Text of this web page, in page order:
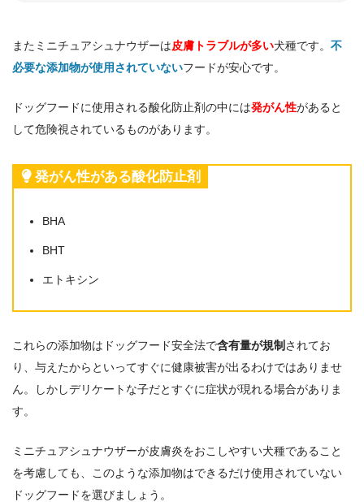
またミニチュアシュナウザーは皮膚トラブルが多い犬種です。 不
必要な添加物が使用されていないフードが安心です。
ドッグフードに使用される酸化防止剤の中には発がん性があると
して危険視されているものがあります。
発がん性がある酸化防止剤
BHA
BHT
エトキシン
これらの添加物はドッグフード安全法で含有量が規制 されてお
り、与えたからといってすぐに健康被害が出るわけではありませ
ん。しかしデリケートな子だとすぐに症状が現れる場合がありま
す。
ミニチュアシュナウザーが皮膚炎をおこしやすい犬種であること
を考慮しても、このような添加物はできるだけ使用されていない
ドッグフードを選びましょう。